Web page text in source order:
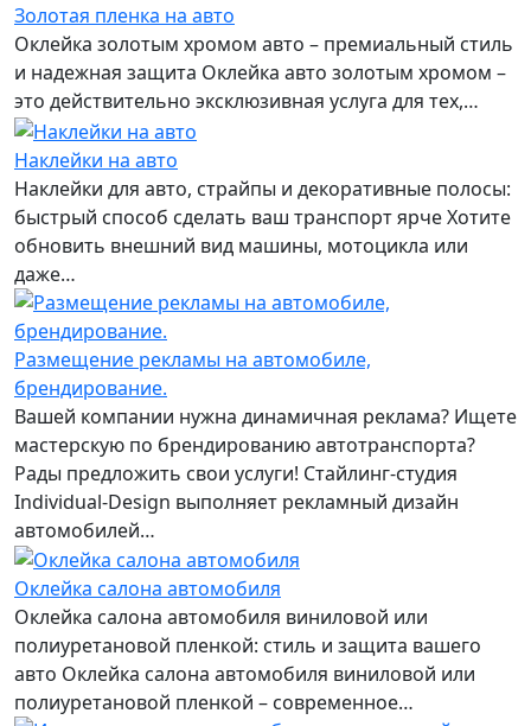
Золотая пленка на авто
Оклейка золотым хромом авто – премиальный стиль
и надежная защита Оклейка авто золотым хромом –
это действительно эксклюзивная услуга для тех,…
Наклейки на авто
Наклейки для авто, страйпы и декоративные полосы:
быстрый способ сделать ваш транспорт ярче Хотите
обновить внешний вид машины, мотоцикла или
даже…
Размещение рекламы на автомобиле,
брендирование.
Вашей компании нужна динамичная реклама? Ищете
мастерскую по брендированию автотранспорта?
Рады предложить свои услуги! Стайлинг-студия
Individual-Design выполняет рекламный дизайн
автомобилей…
Оклейка салона автомобиля
Оклейка салона автомобиля виниловой или
полиуретановой пленкой: стиль и защита вашего
авто Оклейка салона автомобиля виниловой или
полиуретановой пленкой – современное…